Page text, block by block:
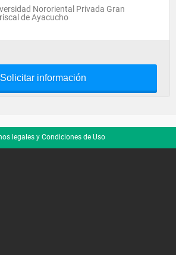
Nororiental Privada Gran
de Ayacucho
Solicitar información
legales y Condiciones de Uso